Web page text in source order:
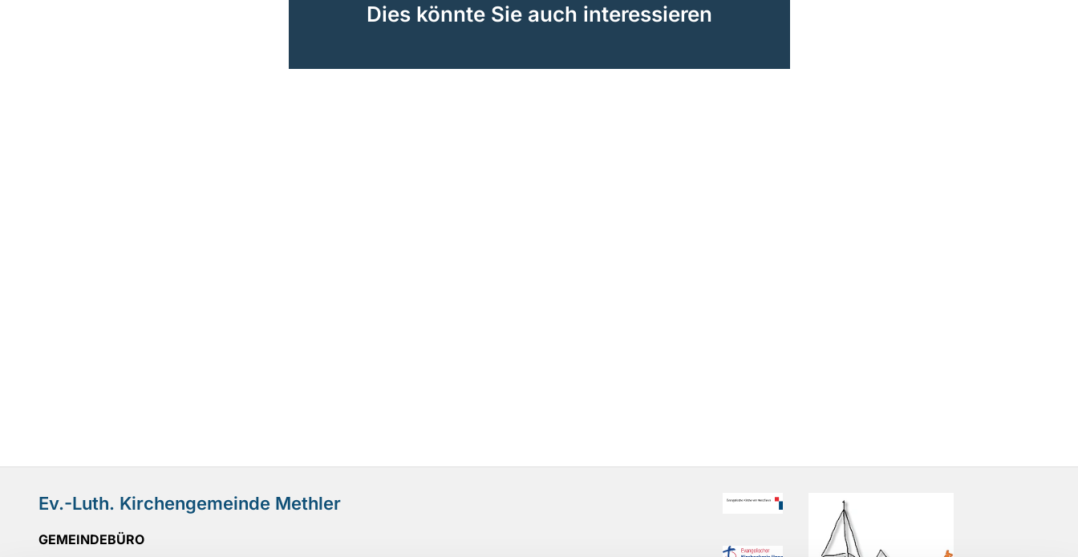
Dies könnte Sie auch interessieren
Ev.-Luth. Kirchengemeinde Methler
GEMEINDEBÜRO